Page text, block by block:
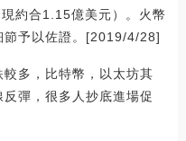
約合1.15億美元）。火幣
節予以佐證。[2019/4/28]
多，比特幣，以太坊其
彈，很多人抄底進場促